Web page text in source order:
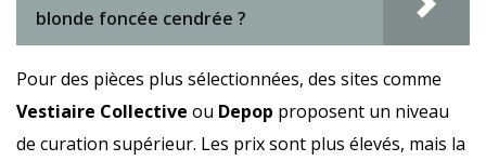
blonde foncée cendrée ?
Pour des pièces plus sélectionnées, des sites comme
Vestiaire Collective ou Depop proposent un niveau
de curation supérieur. Les prix sont plus élevés, mais la